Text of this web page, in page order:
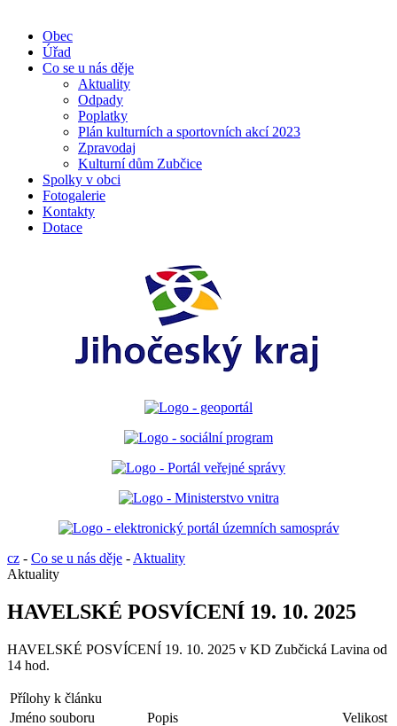
Obec
Úřad
Co se u nás děje
Aktuality
Odpady
Poplatky
Plán kulturních a sportovních akcí 2023
Zpravodaj
Kulturní dům Zubčice
Spolky v obci
Fotogalerie
Kontakty
Dotace
cz - Co se u nás děje - Aktuality
Aktuality
HAVELSKÉ POSVÍCENÍ 19. 10. 2025
HAVELSKÉ POSVÍCENÍ 19. 10. 2025 v KD Zubčická Lavina od
14 hod.
Přílohy k článku
Jméno souboru
Popis
Velikost